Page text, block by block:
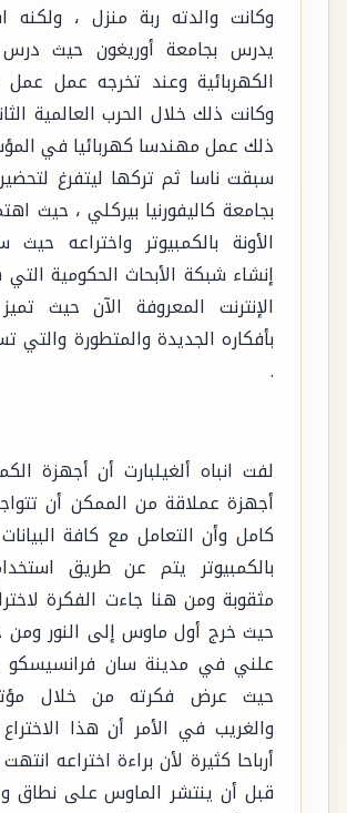
وكانت والدته ربة منزل ، ولكنه
يدرس بجامعة أوريغون حيث
الكهربائية وعند تخرجه عمل عمل
وكانت ذلك خلال الحرب العالمية
ذلك عمل مهندسا كهربائيا في
سبقت ناسا ثم تركها ليتفرغ لتحضير
بجامعة كاليفورنيا بيركلي ، حيث
الأونة بالكمبيوتر واختراعه
إنشاء شبكة الأبحاث الحكومية
الإنترنت المعروفة الآن حيث تميز
بأفكاره الجديدة والمتطورة
.
لفت انباه ألغيلبارت أن أجهزة
أجهزة عملاقة من الممكن أن
كامل وأن التعامل مع كافة
بالكمبيوتر يتم عن طريق
مثقوبة ومن هنا جاءت الفكرة
حيث خرج أول ماوس إلى النور
حيث عرض فكرته من خلال
والغريب في الأمر أن هذا
قبل أن ينتشر الماوس على نطاق